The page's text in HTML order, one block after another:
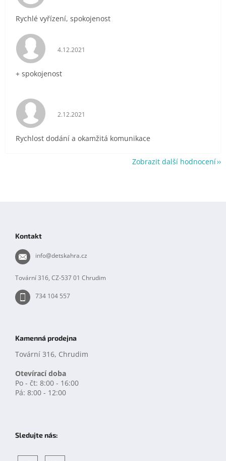
Rychlé vyřízení, spokojenost
Hodnocení obchodu je 5 z 5 hvězdiček.
4.12.2021
+ spokojenost
Hodnocení obchodu je 5 z 5 hvězdiček.
2.12.2021
Rychlost dodání a okamžitá komunikace
Zobrazit další hodnocení
Kontakt
info@detskahra.cz
Tovární 316, CZ-537 01 Chrudim
734 104 557
Kamenná prodejna
Tovární 316, Chrudim
Otevírací doba
Po - čt: 8:00 - 16:00
Pá: 8:00 - 12:00
Sledujte nás: